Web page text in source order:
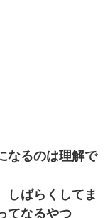
なるのは理解で
しばらくしてま
てなるやつ